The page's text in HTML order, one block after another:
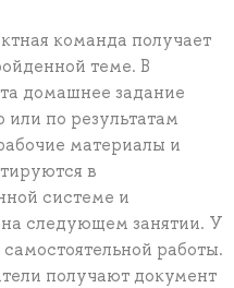
команда получает
теме. В
домашнее задание
или по результатам
материалы и
в
системе и
следующем занятии. У
работы.
получают документ